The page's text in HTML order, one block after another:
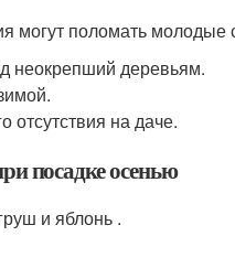
могут поломать
неокрепший деревьям.
отсутствия на даче.
посадке осенью
и яблонь .